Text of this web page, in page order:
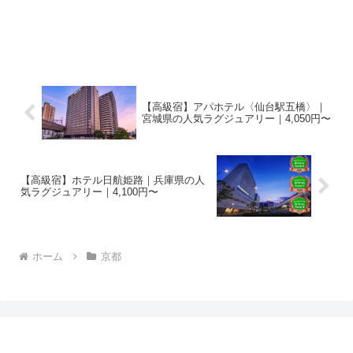
【高級宿】アパホテル〈仙台駅五橋〉｜
宮城県の人気ラグジュアリー｜4,050円〜
【高級宿】ホテル日航姫路｜兵庫県の人
気ラグジュアリー｜4,100円〜
ホーム 京都